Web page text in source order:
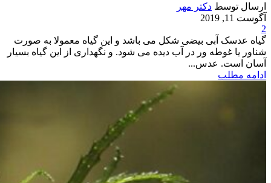
ارسال توسط دکتر مهر
آگوست 11, 2019
2
گیاه عدسک آبی بیضی شکل می باشد و این گیاه معمولا به صورت
شناور یا غوطه ور در آب دیده می شود. و نگهداری از این گیاه بسیار
آسان است. عدس...
ادامه مطلب